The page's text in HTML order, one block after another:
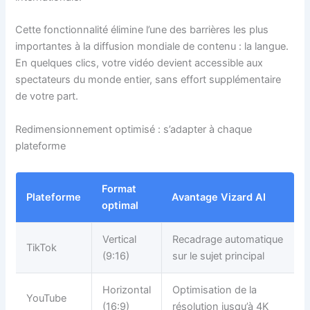
Cette fonctionnalité élimine l’une des barrières les plus
importantes à la diffusion mondiale de contenu : la langue.
En quelques clics, votre vidéo devient accessible aux
spectateurs du monde entier, sans effort supplémentaire
de votre part.
Redimensionnement optimisé : s’adapter à chaque
plateforme
Plateforme
Format
optimal
Avantage Vizard AI
TikTok
Vertical
(9:16)
Recadrage automatique
sur le sujet principal
YouTube
Horizontal
(16:9)
Optimisation de la
résolution jusqu’à 4K